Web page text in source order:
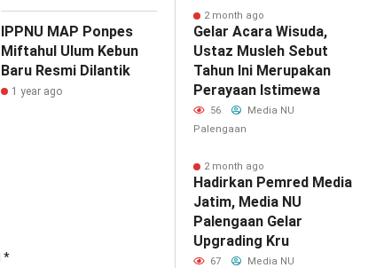
IPPNU MAP Ponpes
Miftahul Ulum Kebun
Baru Resmi Dilantik
1 year ago
*
2 month ago
Gelar Acara Wisuda,
Ustaz Musleh Sebut
Tahun Ini Merupakan
Perayaan Istimewa
56
Media NU
Palengaan
2 month ago
Hadirkan Pemred Media
Jatim, Media NU
Palengaan Gelar
Upgrading Kru
67
Media NU